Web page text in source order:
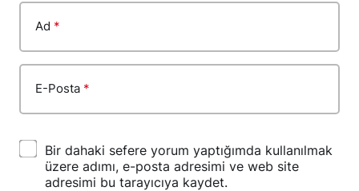
Ad *
E-Posta *
Bir dahaki sefere yorum yaptığımda kullanılmak
üzere adımı, e-posta adresimi ve web site
adresimi bu tarayıcıya kaydet.